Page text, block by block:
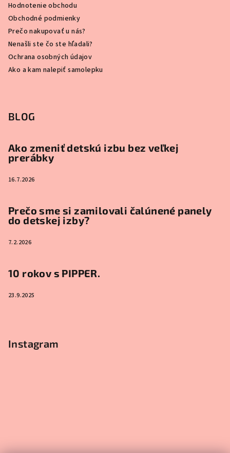
Hodnotenie obchodu
Obchodné podmienky
Prečo nakupovať u nás?
Nenašli ste čo ste hľadali?
Ochrana osobných údajov
Ako a kam nalepiť samolepku
BLOG
Ako zmeniť detskú izbu bez veľkej
prerábky
16.7.2026
Prečo sme si zamilovali čalúnené panely
do detskej izby?
7.2.2026
10 rokov s PIPPER.
23.9.2025
Instagram